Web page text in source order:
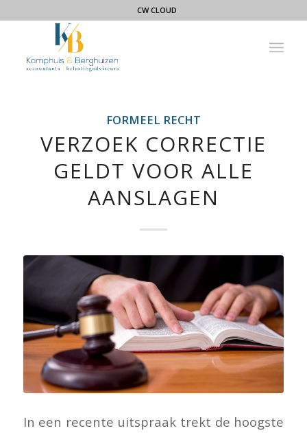
CW CLOUD
FORMEEL RECHT
VERZOEK CORRECTIE
GELDT VOOR ALLE
AANSLAGEN
In een recente uitspraak trekt de hoogste